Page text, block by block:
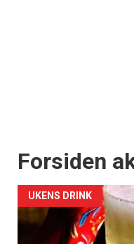
Forsiden
UKENS DRINK